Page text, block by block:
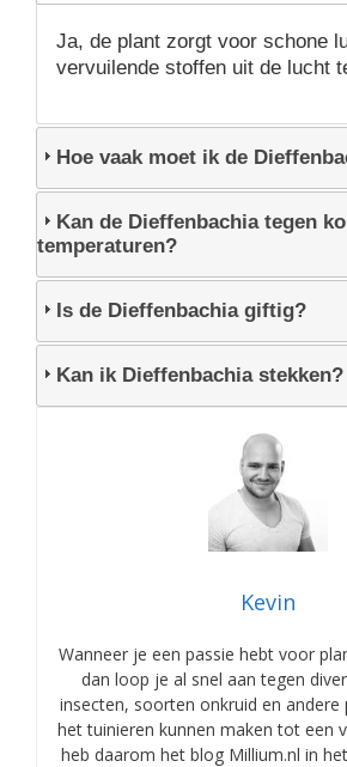
Ja, de plant zorgt voor schone
vervuilende stoffen uit de lucht
Hoe vaak moet ik de
Kan de Dieffenbachia tegen
temperaturen?
Is de Dieffenbachia giftig?
Kan ik Dieffenbachia stekken?
Kevin
Wanneer je een passie hebt voor
dan loop je al snel aan tegen
insecten, soorten onkruid en andere
het tuinieren kunnen maken tot een
heb daarom het blog Millium.nl in